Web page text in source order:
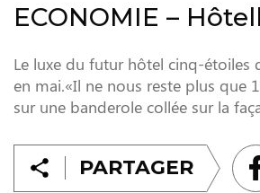
ECONOMIE –
Le luxe du futur hôtel cinq-étoiles
en mai.«Il ne nous reste plus que
sur une banderole collée sur la
PARTAGER